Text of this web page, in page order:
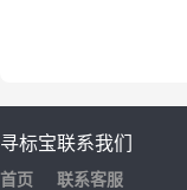
寻标宝
首页
联系我们
联系客服